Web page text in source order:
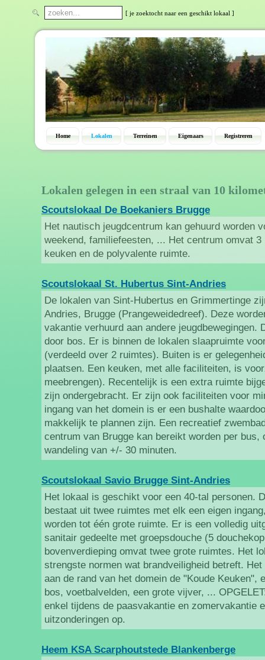
[ je zoektocht naar een geschikt lokaal ]
Home Lokalen Terreinen Eigenaars Registreren
Lokalen gelegen in een straal van 10
Scoutslokaal De Boekaniers Brugge
Het nautisch jeugdcentrum kan gehuurd worden
weekend, familiefeesten, ... Het centrum omvat 3
keuken en de polyvalente ruimte.
Scoutslokaal St. Hubertus Sint-Andries
De lokalen van Sint-Hubertus en Grimmertinge
Andries, Brugge (Prangeweidedreef). Deze
vakantie verhuurd aan andere jeugdbewegingen.
door bos. Er is binnen de lokalen slaapruimte
(verdeeld over 2 ruimtes). Buiten is er
plaatsen. Een keuken, met alle faciliteiten, is
meebrengen). Recentelijk is een extra ruimte
zijn ondergebracht. Er zijn ook faciliteiten voor
ingang van het domein is er een bushalte
makkelijk te plannen zijn. Een recreatief
centrum van Brugge kan bereikt worden per bus,
wandeling van +/- 30 minuten.
Scoutslokaal Savio Brugge Sint-Andries
Het lokaal is geschikt voor een 40-tal personen.
bestaat uit twee ruimtes met elk een eigen
worden tot één grote ruimte. Er is een volledig
sanitair gedeelte met groepsdouche (5
bovenverdieping omvat twee grote ruimtes. Het
strengste normen wat brandveiligheid betreft.
aan de rand van het domein de "Koude Keuken",
bos, voetbalvelden, een grote vijver, ...
enkel tijdens de paasvakantie en zomervakantie
uitzonderingen op.
Heem KSA Scarphoutstede Blankenberge